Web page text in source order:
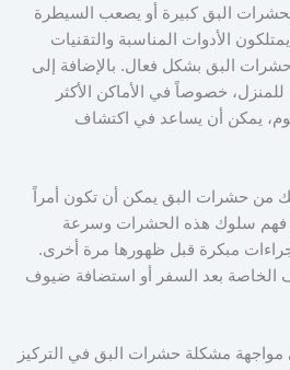
بحشرات البق كبيرة أو يصعب السيطرة
الأدوات المناسبة والتقنيات
حشرات البق بشكل فعال. بالإضافة إلى
خصوصاً في الأماكن الأكثر
يمكن أن يساعد في اكتشاف
من حشرات البق يمكن أن تكون أمراً
فهم سلوك هذه الحشرات وسرعة
مبكرة قبل ظهورها مرة أخرى.
الخاصة بعد السفر أو استضافة ضيوف
مواجهة مشكلة حشرات البق في التركيز